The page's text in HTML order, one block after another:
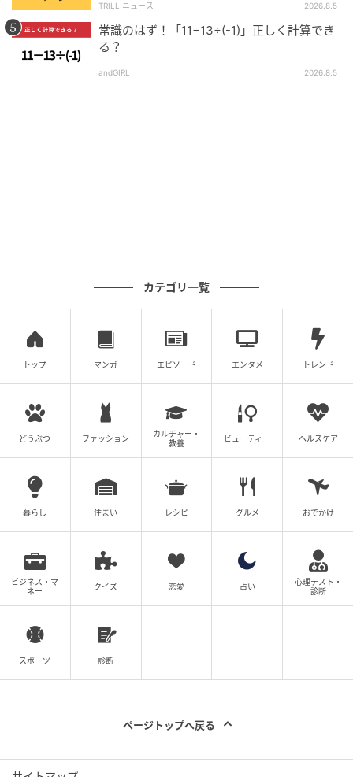
TRILL ニュース 2026.8.5
常識のはず！「11−13÷(-1)」正しく計算でき
る？
andGIRL 2026.8.5
カテゴリ一覧
トップ マンガ エピソード エンタメ トレンド
どうぶつ ファッション
カルチャー・
教養
ビューティー ヘルスケア
暮らし 住まい レシピ グルメ おでかけ
ビジネス・マ
ネー
クイズ 恋愛 占い
心理テスト・
診断
スポーツ 診断
ページトップへ戻る